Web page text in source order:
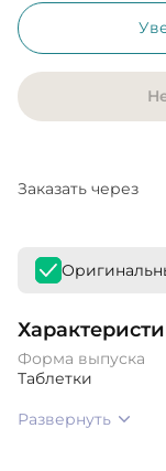
Заказать через
Форма выпуска
Таблетки
Развернуть